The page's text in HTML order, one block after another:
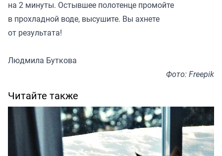
на 2 минуты. Остывшее полотенце промойте
в прохладной воде, высушите. Вы ахнете
от результата!
Людмила Буткова
Фото: Freepik
Читайте также